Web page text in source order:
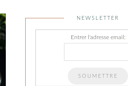
NEWSLETTER
Entrer l'adresse email: